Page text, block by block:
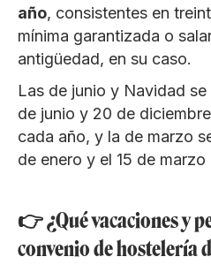
año, consistentes en
mínima garantizada o
antigüedad, en su caso.
Las de junio y Navidad
de junio y 20 de
cada año, y la de marzo
de enero y el 15 de
👉 ¿Qué vacaciones y
convenio de hostelería